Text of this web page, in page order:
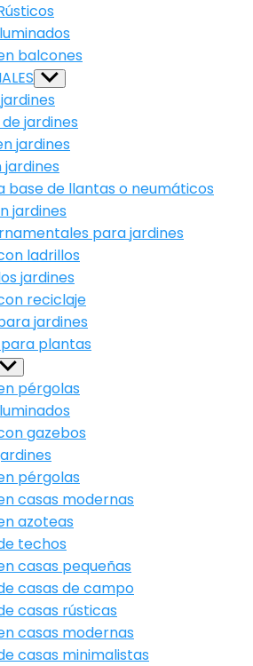
balcones
Show
sub
menu
jardines
jardines
jardines
base de llantas o neumáticos
jardines
para jardines
ladrillos
jardines
reciclaje
jardines
plantas
Show
pérgolas
gazebos
pérgolas
casas modernas
azoteas
techos
casas pequeñas
casas de campo
casas rústicas
casas modernas
casas minimalistas